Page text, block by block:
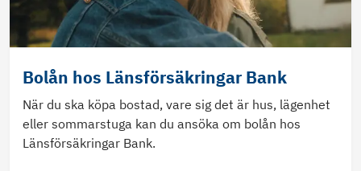
Bolån hos Länsförsäkringar Bank
När du ska köpa bostad, vare sig det är hus, lägenhet
eller sommarstuga kan du ansöka om bolån hos
Länsförsäkringar Bank.